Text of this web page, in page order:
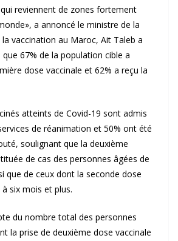
reviennent de zones fortement
a annoncé le ministre de la
vaccination au Maroc, Ait Taleb a
67% de la population cible a
dose vaccinale et 62% a reçu la
atteints de Covid-19 sont admis
de réanimation et 50% ont été
soulignant que la deuxième
de cas des personnes âgées de
que de ceux dont la seconde dose
six mois et plus.
du nombre total des personnes
la prise de deuxième dose vaccinale